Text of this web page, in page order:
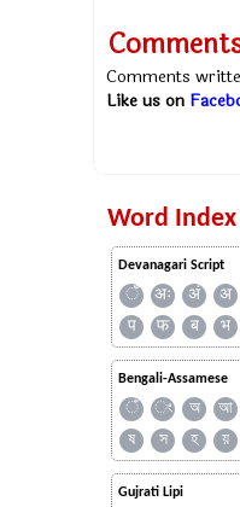
Comments
Comments
Like us on
Word Index
Devanagari Script
ँ अः अं अ
प
फ ब भ
Bengali-Assamese
ঁ ং অ আ
ষ
স হ য়
Gujrati Lipi